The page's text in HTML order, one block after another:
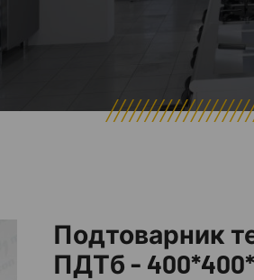
Подтоварник
ПДТб -